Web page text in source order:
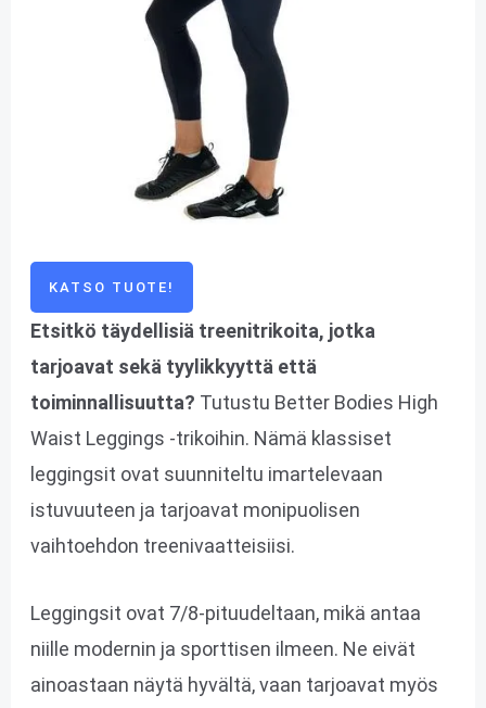
KATSO TUOTE!
Etsitkö täydellisiä treenitrikoita, jotka
tarjoavat sekä tyylikkyyttä että
toiminnallisuutta? Tutustu Better Bodies High
Waist Leggings -trikoihin. Nämä klassiset
leggingsit ovat suunniteltu imartelevaan
istuvuuteen ja tarjoavat monipuolisen
vaihtoehdon treenivaatteisiisi.
Leggingsit ovat 7/8-pituudeltaan, mikä antaa
niille modernin ja sporttisen ilmeen. Ne eivät
ainoastaan näytä hyvältä, vaan tarjoavat myös